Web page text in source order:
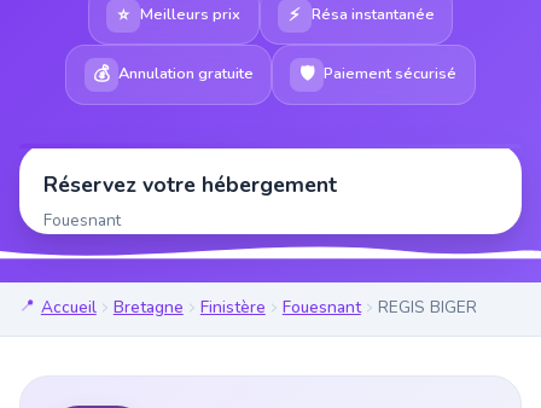
⭐ Meilleurs prix ⚡ Résa instantanée
💰 Annulation gratuite 🛡 Paiement sécurisé
Réservez votre hébergement
Fouesnant
Accueil Bretagne Finistère Fouesnant REGIS BIGER